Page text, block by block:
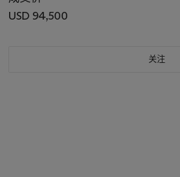
USD 94,500
关注